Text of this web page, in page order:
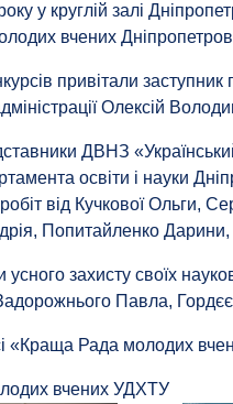
у круглій залі
вчених
привітали заступник
Олексій
ДВНЗ
освіти і науки
від Кучкової Ольги,
Попитайленко
усного захисту своїх
Павла,
«Краща Рада молодих
молодих вчених